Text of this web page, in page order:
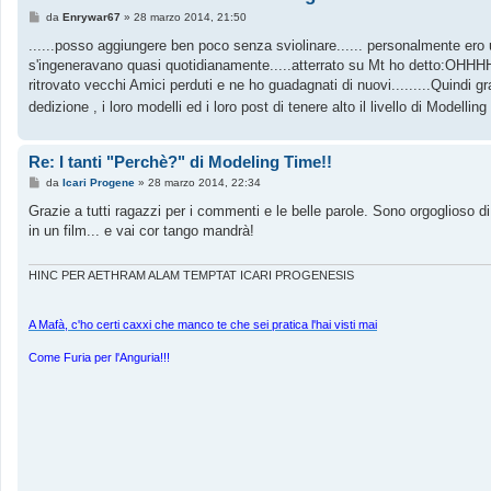
M
a
g
i
da Enrywar67» 28 marzo 2014, 21:50
......posso aggiungere ben poco senza sviolinare...... personalmente
s'ingeneravano quasi quotidianamente.....atterrato su Mt ho
ritrovato vecchi Amici perduti e ne ho guadagnati di nuovi.........Quindi
dedizione , i loro modelli ed i loro post di tenere alto il livello di
Re: I tanti "Perchè?" di Modeling Time!!
M
s
a
i
da Icari Progene» 28 marzo 2014, 22:34
Grazie a tutti ragazzi per i commenti e le belle parole. Sono orgoglioso
in un film... e vai cor tango mandrà!
HINC PER AETHRAM ALAM TEMPTAT ICARI PROGENESIS
A Mafà, c'ho certi caxxi che manco te che sei pratica l'hai visti mai
Come Furia per l'Anguria!!!